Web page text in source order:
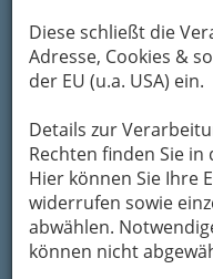
Diese schließt die
Adresse, Cookies &
der EU (u.a. USA) ein.
Details zur
Rechten finden Sie in
Hier können Sie Ihre
widerrufen sowie
abwählen.
können nicht
bewahren ,
Übermittlung
Formular. Ihre
Absenden
Unternehmen
Tierschutzverein